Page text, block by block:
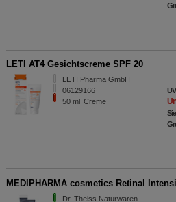
LETI AT4 Gesichtscreme SPF 20
LETI Pharma GmbH
06129166
50 ml Creme
MEDIPHARMA cosmetics Retinal
Dr. Theiss Naturwaren